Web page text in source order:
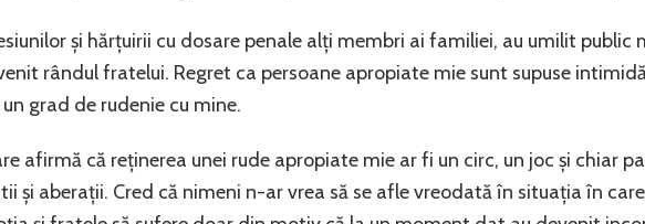
și hărțuirii cu dosare penale alți membri ai familiei, au umilit public
rândul fratelui. Regret ca persoane apropiate mie sunt supuse
grad de rudenie cu mine.
afirmă că reținerea unei rude apropiate mie ar fi un circ, un joc și chiar
și aberații. Cred că nimeni n-ar vrea să se afle vreodată în situația în